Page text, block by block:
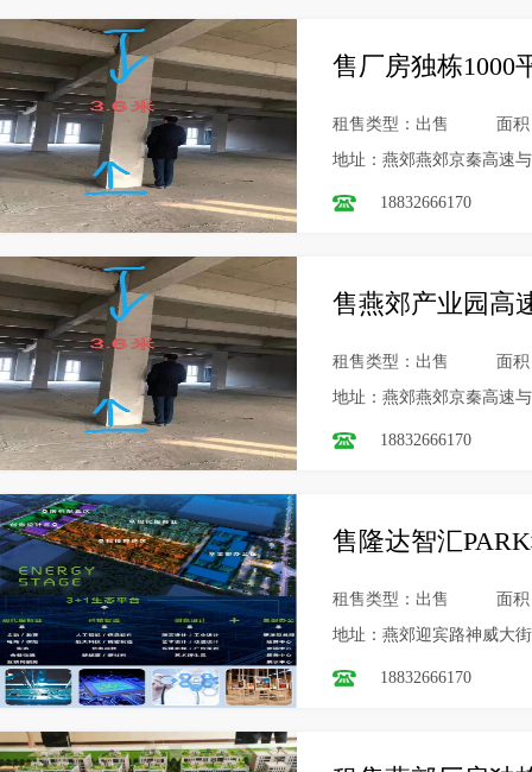
售厂房独栋1000
租售类型：出售
面
地址：燕郊燕郊京秦高速
18832666170
售燕郊产业园高
租售类型：出售
面
地址：燕郊燕郊京秦高速
18832666170
售隆达智汇
租售类型：出售
面
地址：燕郊迎宾路神威大
18832666170